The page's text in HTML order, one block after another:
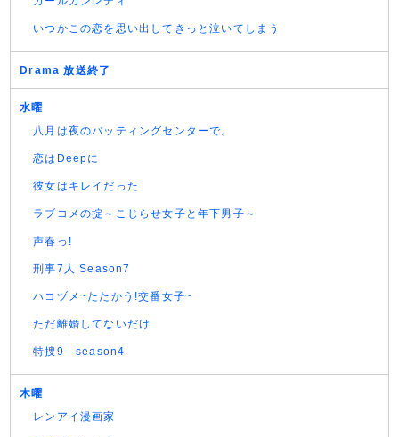
いつかこの恋を思い出してきっと泣いてしまう
Drama 放送終了
水曜
八月は夜のバッティングセンターで。
恋はDeepに
彼女はキレイだった
ラブコメの掟～こじらせ女子と年下男子～
声春っ!
刑事7人 Season7
ハコヅメ~たたかう!交番女子~
ただ離婚してないだけ
特捜9 season4
木曜
レンアイ漫画家